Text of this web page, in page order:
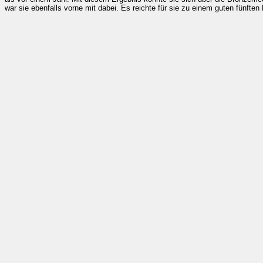
war sie ebenfalls vorne mit dabei. Es reichte für sie zu einem guten fünften